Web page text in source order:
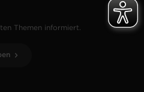
Themen informiert.